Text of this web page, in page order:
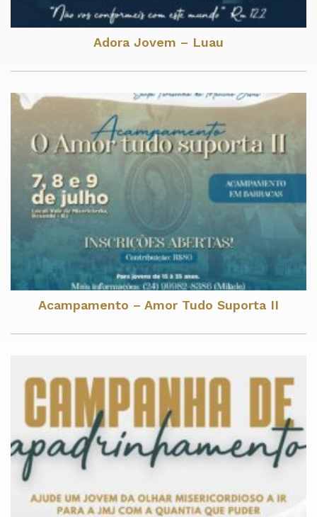
Adora Jovem – Luau
Acampamento – Amor Tudo Suporta II